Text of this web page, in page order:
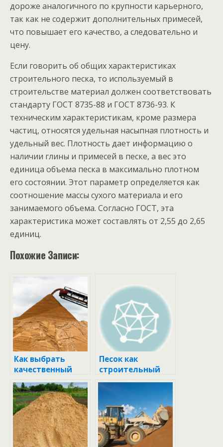
дороже аналогичного по крупности карьерного,
так как не содержит дополнительных примесей,
что повышает его качество, а следовательно и
цену.
Если говорить об общих характеристиках
строительного песка, то используемый в
строительстве материал должен соответствовать
стандарту ГОСТ 8735-88 и ГОСТ 8736-93. К
техническим характеристикам, кроме размера
частиц, относятся удельная насыпная плотность и
удельный вес. Плотность дает информацию о
наличии глины и примесей в песке, а вес это
единица объема песка в максимально плотном
его состоянии. Этот параметр определяется как
соотношение массы сухого материала и его
занимаемого объема. Согласно ГОСТ, эта
характеристика может составлять от 2,55 до 2,65
единиц.
Похожие Записи:
Как выбрать
качественный
песок
Песок как
строительный
материал